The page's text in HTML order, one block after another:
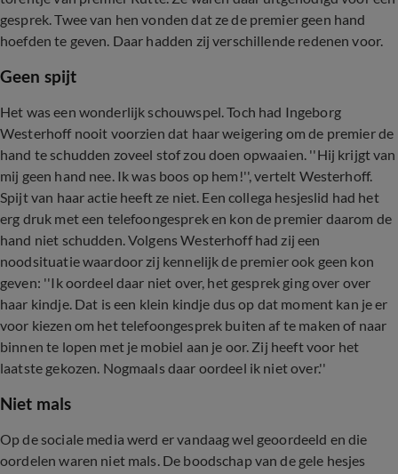
gesprek. Twee van hen vonden dat ze de premier geen hand
hoefden te geven. Daar hadden zij verschillende redenen voor.
Geen spijt
Het was een wonderlijk schouwspel. Toch had Ingeborg
Westerhoff nooit voorzien dat haar weigering om de premier de
hand te schudden zoveel stof zou doen opwaaien. ''Hij krijgt van
mij geen hand nee. Ik was boos op hem!'', vertelt Westerhoff.
Spijt van haar actie heeft ze niet. Een collega hesjeslid had het
erg druk met een telefoongesprek en kon de premier daarom de
hand niet schudden. Volgens Westerhoff had zij een
noodsituatie waardoor zij kennelijk de premier ook geen kon
geven: ''Ik oordeel daar niet over, het gesprek ging over over
haar kindje. Dat is een klein kindje dus op dat moment kan je er
voor kiezen om het telefoongesprek buiten af te maken of naar
binnen te lopen met je mobiel aan je oor. Zij heeft voor het
laatste gekozen. Nogmaals daar oordeel ik niet over.''
Niet mals
Op de sociale media werd er vandaag wel geoordeeld en die
oordelen waren niet mals. De boodschap van de gele hesjes